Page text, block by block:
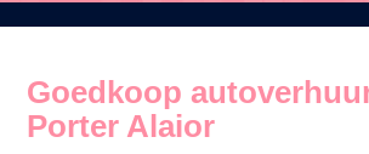
Goedkoop
Porter Alaior